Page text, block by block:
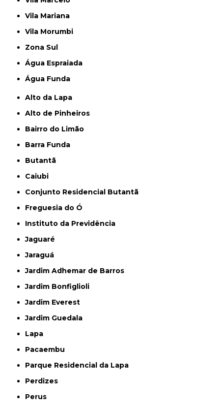
Vila Mariana
Vila Morumbi
Zona Sul
Água Espraiada
Água Funda
Alto da Lapa
Alto de Pinheiros
Bairro do Limão
Barra Funda
Butantã
Caiubi
Conjunto Residencial Butantã
Freguesia do Ó
Instituto da Previdência
Jaguaré
Jaraguá
Jardim Adhemar de Barros
Jardim Bonfiglioli
Jardim Everest
Jardim Guedala
Lapa
Pacaembu
Parque Residencial da Lapa
Perdizes
Perus